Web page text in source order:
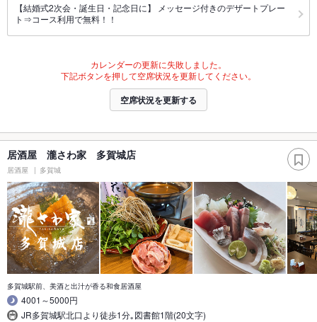
【結婚式2次会・誕生日・記念日に】 メッセージ付きのデザートプレー
ト⇒コース利用で無料！！
カレンダーの更新に失敗しました。
下記ボタンを押して空席状況を更新してください。
空席状況を更新する
居酒屋 瀧さわ家 多賀城店
居酒屋 多賀城
多賀城駅前、美酒と出汁が香る和食居酒屋
4001～5000円
JR多賀城駅北口より徒歩1分｡図書館1階(20文字)